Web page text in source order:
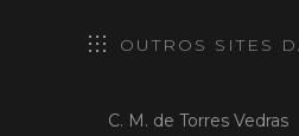
OUTROS SITES
C. M. de Torres Vedras